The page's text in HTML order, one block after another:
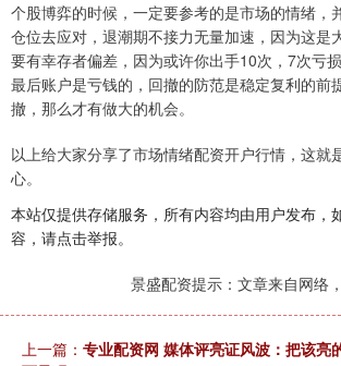
个股博弈的时候，一定要参考的是市场的情绪，
仓位去应对，退潮期不接力无量加速，因为这是
要有幸存者偏差，因为或许你出手10次，7次亏
最后账户是亏钱的，回撤的防范是稳定复利的前
撤，那么才有做大的机会。
以上给大家分享了市场情绪配资开户行情，这就
心。
本站仅提供存储服务，所有内容均由用户发布，
容，请点击举报。
景盛配资提示：文章来自网络
上一篇： 专业配资网 媒体评亮证风波：把该亮